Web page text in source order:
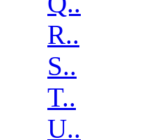
R..
S..
T..
U..